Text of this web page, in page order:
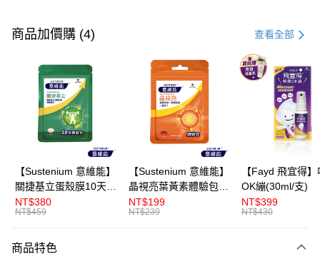
信用卡一次付款
LINE Pay
街口支付
悠遊付
AFTEE先享後付
相關說明
【關於「AFTEE先享後付」】
AFTEE先享後付是「在收到商品之後才付款」的支付方式。 讓您購物簡單
２．便利：只要手機號碼，簡訊認證，即可結帳。
ATM付款
運送方式
商品加價購 (4) 查看全部
【Sustenium 意維能】
關捷基立蛋殼膜10天體
驗包(30錠/包-Hiker CP
代言)
NT$380
NT$459
【Sustenium 意維能】
晶視亮葉黃素體驗包
(10粒/包-DHA/EPA/小
米草)
NT$199
NT$239
【Fayd 飛宜得
OK繃(30ml/支)
NT$399
NT$430
商品特色